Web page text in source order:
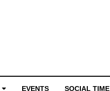
EVENTS SOCIAL TIME